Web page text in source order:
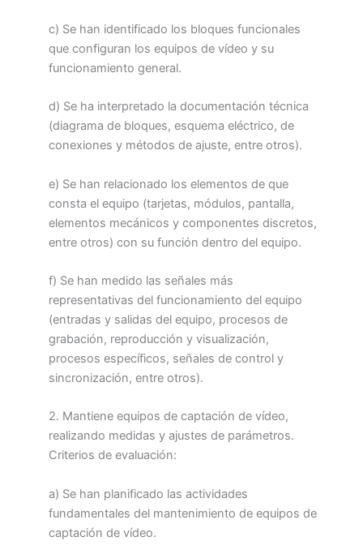
c) Se han identificado los bloques funcionales
que configuran los equipos de vídeo y su
funcionamiento general.
d) Se ha interpretado la documentación técnica
(diagrama de bloques, esquema eléctrico, de
conexiones y métodos de ajuste, entre otros).
e) Se han relacionado los elementos de que
consta el equipo (tarjetas, módulos, pantalla,
elementos mecánicos y componentes discretos,
entre otros) con su función dentro del equipo.
f) Se han medido las señales más
representativas del funcionamiento del equipo
(entradas y salidas del equipo, procesos de
grabación, reproducción y visualización,
procesos específicos, señales de control y
sincronización, entre otros).
2. Mantiene equipos de captación de vídeo,
realizando medidas y ajustes de parámetros.
Criterios de evaluación:
a) Se han planificado las actividades
fundamentales del mantenimiento de equipos de
captación de vídeo.